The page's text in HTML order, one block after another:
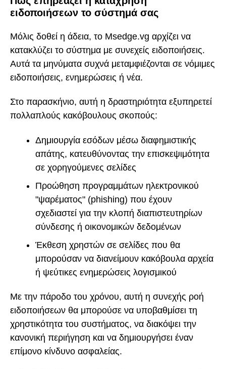
ειδοποιήσεων το σύστημά σας
Μόλις δοθεί η άδεια, το Msedge.vg αρχίζει να
κατακλύζει το σύστημα με συνεχείς ειδοποιήσεις.
Αυτά τα μηνύματα συχνά μεταμφιέζονται σε νόμιμες
ειδοποιήσεις, ενημερώσεις ή νέα.
Στο παρασκήνιο, αυτή η δραστηριότητα εξυπηρετεί
πολλαπλούς κακόβουλους σκοπούς:
Δημιουργία εσόδων μέσω διαφημιστικής
απάτης, κατευθύνοντας την επισκεψιμότητα
σε χορηγούμενες σελίδες
Προώθηση προγραμμάτων ηλεκτρονικού
"ψαρέματος" (phishing) που έχουν
σχεδιαστεί για την κλοπή διαπιστευτηρίων
σύνδεσης ή οικονομικών δεδομένων
Έκθεση χρηστών σε σελίδες που θα
μπορούσαν να διανείμουν κακόβουλα αρχεία
ή ψεύτικες ενημερώσεις λογισμικού
Με την πάροδο του χρόνου, αυτή η συνεχής ροή
ειδοποιήσεων θα μπορούσε να υποβαθμίσει τη
χρηστικότητα του συστήματος, να διακόψει την
κανονική περιήγηση και να δημιουργήσει έναν
επίμονο κίνδυνο ασφαλείας.